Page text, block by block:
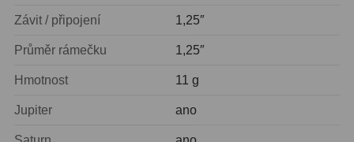
Zrcátka a hranoly61
Diagonální zrcátka
Diagonální hranoly
Závit / připojení 1,25″
Průměr rámečku 1,25″
Hmotnost 11 g
Jupiter ano